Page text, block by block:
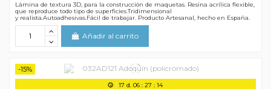
Lámina de textura 3D, para la construcción de maquetas. Resina acrílica flexible,
que reproduce todo tipo de superficies.Tridimensional
y realista.Autoadhesivas.Fácil de trabajar. Producto Artesanal, hecho en España.
Añadir al carrito
-15%
17 d. 06 :27 :13